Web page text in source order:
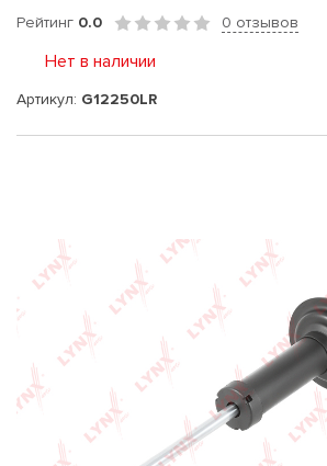
Рейтинг 0.0 0 отзывов
Нет в наличии
Артикул: G12250LR